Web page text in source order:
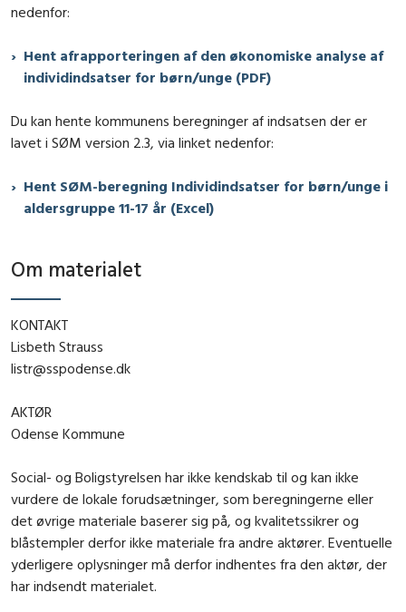
nedenfor:
Hent afrapporteringen af den økonomiske analyse af
individindsatser for børn/unge (PDF)
Du kan hente kommunens beregninger af indsatsen der er
lavet i SØM version 2.3, via linket nedenfor:
Hent SØM-beregning Individindsatser for børn/unge i
aldersgruppe 11-17 år (Excel)
Om materialet
KONTAKT
Lisbeth Strauss
listr@sspodense.dk
AKTØR
Odense Kommune
Social- og Boligstyrelsen har ikke kendskab til og kan ikke
vurdere de lokale forudsætninger, som beregningerne eller
det øvrige materiale baserer sig på, og kvalitetssikrer og
blåstempler derfor ikke materiale fra andre aktører. Eventuelle
yderligere oplysninger må derfor indhentes fra den aktør, der
har indsendt materialet.